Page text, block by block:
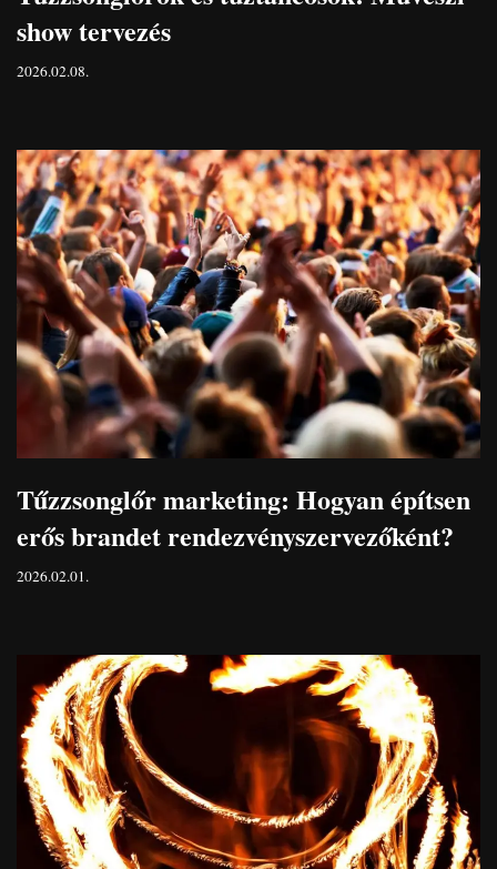
show tervezés
2026.02.08.
Tűzzsonglőr marketing: Hogyan építsen
erős brandet rendezvényszervezőként?
2026.02.01.